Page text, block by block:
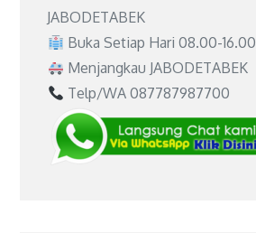
JABODETABEK
Buka Setiap Hari 08.00-16.00
Menjangkau JABODETABEK
Telp/WA 087787987700